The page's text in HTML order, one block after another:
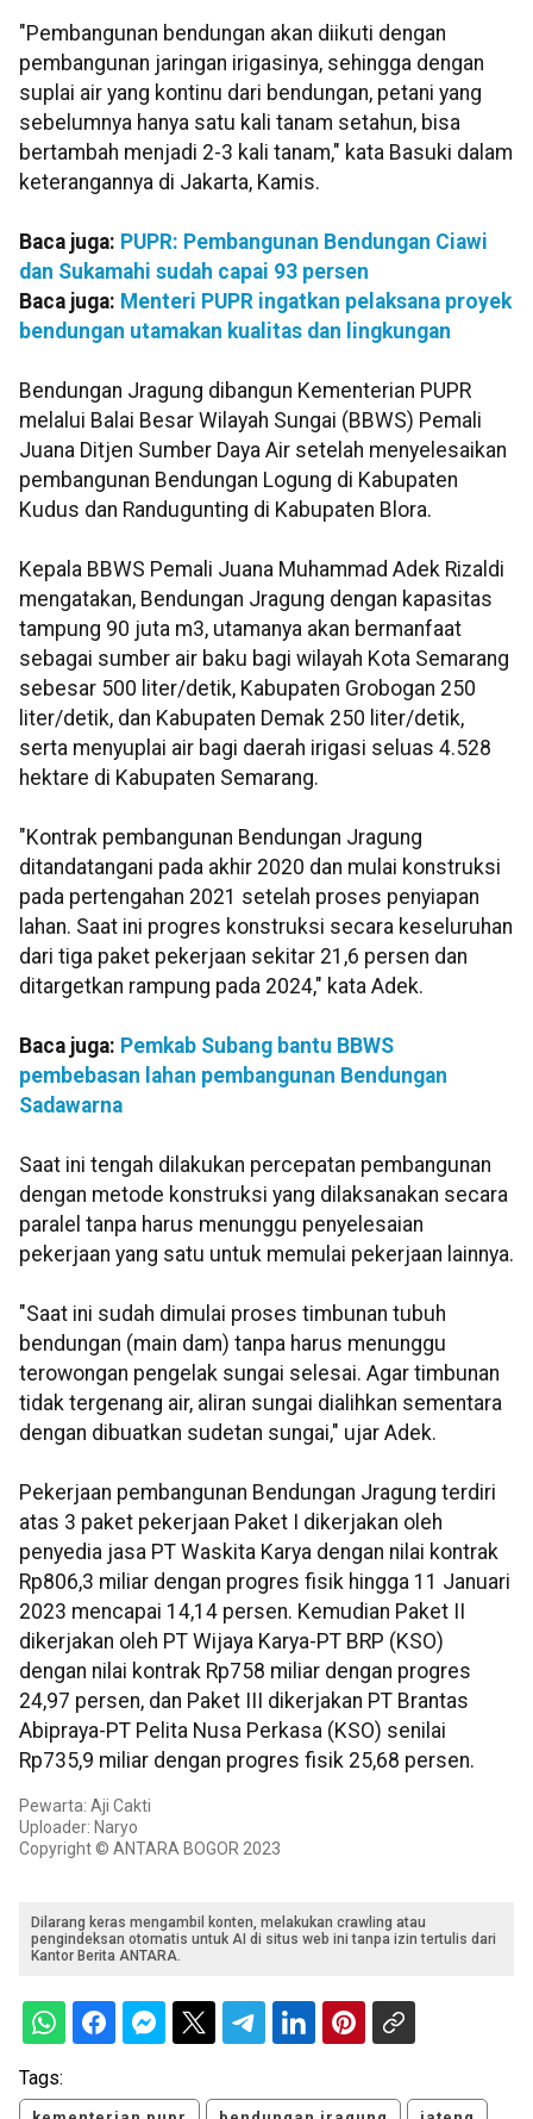
"Pembangunan bendungan akan diikuti dengan
pembangunan jaringan irigasinya, sehingga dengan
suplai air yang kontinu dari bendungan, petani yang
sebelumnya hanya satu kali tanam setahun, bisa
bertambah menjadi 2-3 kali tanam," kata Basuki dalam
keterangannya di Jakarta, Kamis.
Baca juga: PUPR: Pembangunan Bendungan Ciawi
dan Sukamahi sudah capai 93 persen
Baca juga: Menteri PUPR ingatkan pelaksana proyek
bendungan utamakan kualitas dan lingkungan
Bendungan Jragung dibangun Kementerian PUPR
melalui Balai Besar Wilayah Sungai (BBWS) Pemali
Juana Ditjen Sumber Daya Air setelah menyelesaikan
pembangunan Bendungan Logung di Kabupaten
Kudus dan Randugunting di Kabupaten Blora.
Kepala BBWS Pemali Juana Muhammad Adek Rizaldi
mengatakan, Bendungan Jragung dengan kapasitas
tampung 90 juta m3, utamanya akan bermanfaat
sebagai sumber air baku bagi wilayah Kota Semarang
sebesar 500 liter/detik, Kabupaten Grobogan 250
liter/detik, dan Kabupaten Demak 250 liter/detik,
serta menyuplai air bagi daerah irigasi seluas 4.528
hektare di Kabupaten Semarang.
"Kontrak pembangunan Bendungan Jragung
ditandatangani pada akhir 2020 dan mulai konstruksi
pada pertengahan 2021 setelah proses penyiapan
lahan. Saat ini progres konstruksi secara keseluruhan
dari tiga paket pekerjaan sekitar 21,6 persen dan
ditargetkan rampung pada 2024," kata Adek.
Baca juga: Pemkab Subang bantu BBWS
pembebasan lahan pembangunan Bendungan
Sadawarna
Saat ini tengah dilakukan percepatan pembangunan
dengan metode konstruksi yang dilaksanakan secara
paralel tanpa harus menunggu penyelesaian
pekerjaan yang satu untuk memulai pekerjaan lainnya.
"Saat ini sudah dimulai proses timbunan tubuh
bendungan (main dam) tanpa harus menunggu
terowongan pengelak sungai selesai. Agar timbunan
tidak tergenang air, aliran sungai dialihkan sementara
dengan dibuatkan sudetan sungai," ujar Adek.
Pekerjaan pembangunan Bendungan Jragung terdiri
atas 3 paket pekerjaan Paket I dikerjakan oleh
penyedia jasa PT Waskita Karya dengan nilai kontrak
Rp806,3 miliar dengan progres fisik hingga 11 Januari
2023 mencapai 14,14 persen. Kemudian Paket II
dikerjakan oleh PT Wijaya Karya-PT BRP (KSO)
dengan nilai kontrak Rp758 miliar dengan progres
24,97 persen, dan Paket III dikerjakan PT Brantas
Abipraya-PT Pelita Nusa Perkasa (KSO) senilai
Rp735,9 miliar dengan progres fisik 25,68 persen.
Pewarta: Aji Cakti
Uploader: Naryo
Copyright © ANTARA BOGOR 2023
Dilarang keras mengambil konten, melakukan crawling atau
pengindeksan otomatis untuk AI di situs web ini tanpa izin tertulis dari
Kantor Berita ANTARA.
Tags: